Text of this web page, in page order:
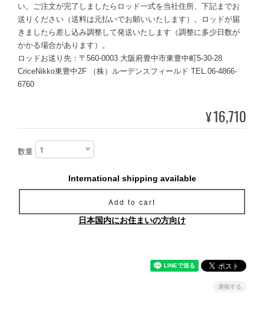
い。ご注文が完了しましたらロッド一式を当社住所、下記までお
送りください（送料は元払いでお願いいたします）。ロッドが届
きましたら差し込み調整して発送いたします（調整に多少日数が
かかる場合があります）。
ロッドお送り先：〒560-0003 大阪府豊中市東豊中町5-30-28
CriceNikko東豊中2F （株）ルーデンスフィールド TEL.06-4866-
6760
¥16,710
数量
International shipping available
Add to cart
日本国内にお住まいの方向け
通報する